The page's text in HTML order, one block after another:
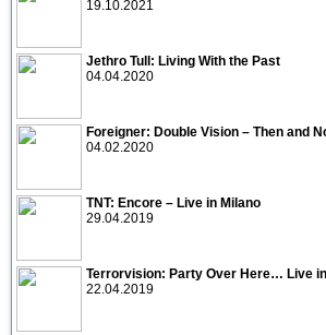
19.10.2021
Jethro Tull: Living With the Past
04.04.2020
Foreigner: Double Vision – Then and
04.02.2020
TNT: Encore – Live in Milano
29.04.2019
Terrorvision: Party Over Here… Live
22.04.2019